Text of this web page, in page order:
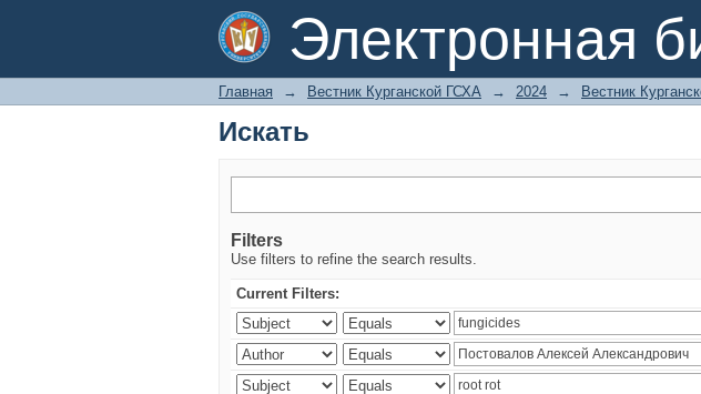
Электронная
Искать
Главная → Вестник Курганской ГСХА → 2024 → Вестник
Искать
Filters
Use filters to refine the search results.
Current Filters: